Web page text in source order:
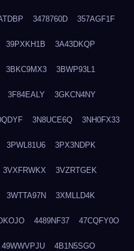
3478760D 357AGF1F
39PXKH1B 3A43DKQP
3BKC9MX3 3BWP93L1
3F84EALY 3GKCN4NY
3N8UCE6Q 3NH0FX33
3PWL81U6 3PX3NDPK
3VXFRWKX 3VZRTGEK
3WTTA97N 3XMLLD4K
4489NF37 47CQFY0O
49WWVPJU 4B1N5SGO